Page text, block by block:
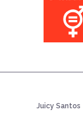
Juicy Santos